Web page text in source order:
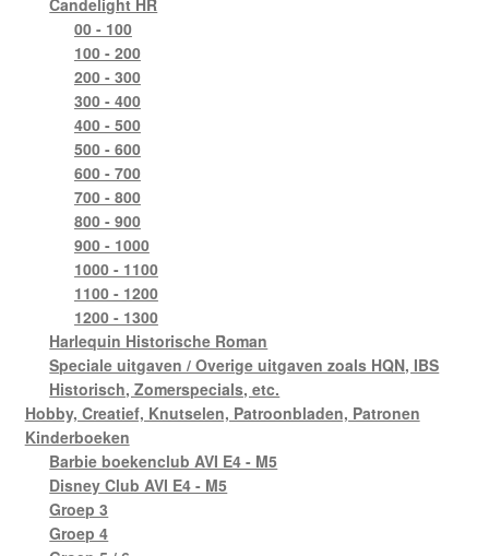
00 - 100
100 - 200
200 - 300
300 - 400
400 - 500
500 - 600
600 - 700
700 - 800
800 - 900
900 - 1000
1000 - 1100
1100 - 1200
1200 - 1300
Harlequin Historische Roman
Speciale uitgaven / Overige uitgaven zoals HQN, IBS
Historisch, Zomerspecials, etc.
Hobby, Creatief, Knutselen, Patroonbladen, Patronen
Kinderboeken
Barbie boekenclub AVI E4 - M5
Disney Club AVI E4 - M5
Groep 3
Groep 4